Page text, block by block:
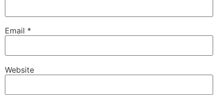
Email *
Website